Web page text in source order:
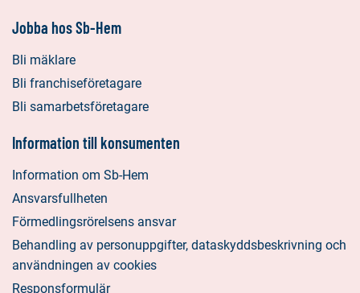
Jobba hos Sb-Hem
Bli mäklare
Bli franchiseföretagare
Bli samarbetsföretagare
Information till konsumenten
Information om Sb-Hem
Ansvarsfullheten
Förmedlingsrörelsens ansvar
Behandling av personuppgifter, dataskyddsbeskrivning och
användningen av cookies
Responsformulär